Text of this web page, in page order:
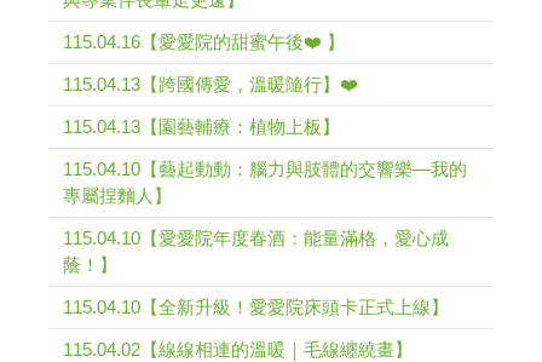
115.04.16【愛愛院的甜蜜午後❤️ 】
115.04.13【跨國傳愛，溫暖隨行】❤️
115.04.13【園藝輔療：植物上板】
115.04.10【藝起動動：腦力與肢體的交響樂—我的
專屬捏麵人】
115.04.10【愛愛院年度春酒：能量滿格，愛心成
蔭！】
115.04.10【全新升級！愛愛院床頭卡正式上線】
115.04.02【線線相連的溫暖｜毛線纏繞畫】